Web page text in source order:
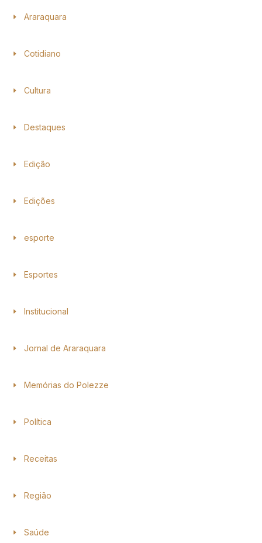
Araraquara
Cotidiano
Cultura
Destaques
Edição
Edições
esporte
Esportes
Institucional
Jornal de Araraquara
Memórias do Polezze
Política
Receitas
Região
Saúde